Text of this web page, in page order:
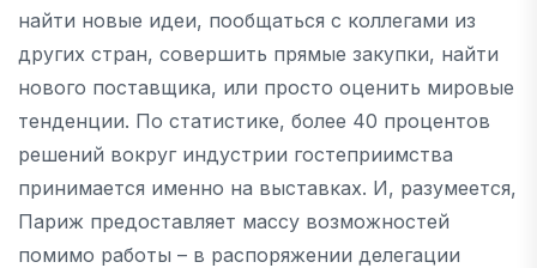
найти новые идеи, пообщаться с коллегами из
других стран, совершить прямые закупки, найти
нового поставщика, или просто оценить мировые
тенденции. По статистике, более 40 процентов
решений вокруг индустрии гостеприимства
принимается именно на выставках. И, разумеется,
Париж предоставляет массу возможностей
помимо работы – в распоряжении делегации